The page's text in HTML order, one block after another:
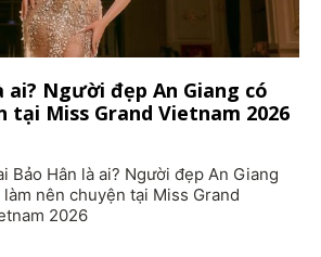
ai? Người đẹp An Giang có
tại Miss Grand Vietnam 2026
Bảo Hân là ai? Người đẹp An Giang
làm nên chuyện tại Miss Grand
2026